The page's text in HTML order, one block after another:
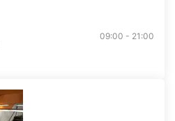
09:00 - 21:00